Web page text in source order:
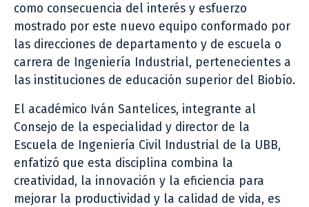
como consecuencia del interés y esfuerzo
mostrado por este nuevo equipo conformado por
las direcciones de departamento y de escuela o
carrera de Ingeniería Industrial, pertenecientes a
las instituciones de educación superior del Biobío.
El académico Iván Santelices, integrante al
Consejo de la especialidad y director de la
Escuela de Ingeniería Civil Industrial de la UBB,
enfatizó que esta disciplina combina la
creatividad, la innovación y la eficiencia para
mejorar la productividad y la calidad de vida, es